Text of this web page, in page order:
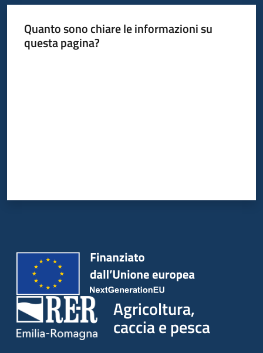
Quanto sono chiare le informazioni su
questa pagina?
Agricoltura,
caccia e pesca